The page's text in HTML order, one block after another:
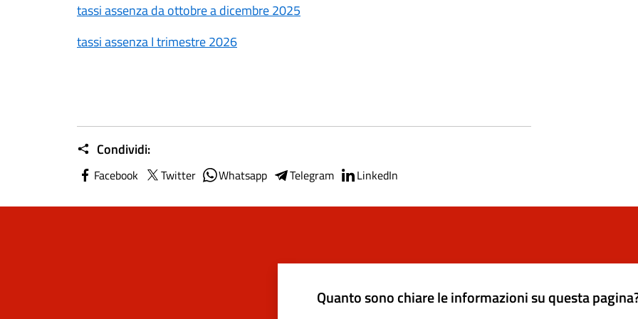
tassi assenza da ottobre a dicembre 2025
tassi assenza I trimestre 2026
Condividi:
Facebook Twitter Whatsapp Telegram LinkedIn
Quanto sono chiare le informazioni su questa